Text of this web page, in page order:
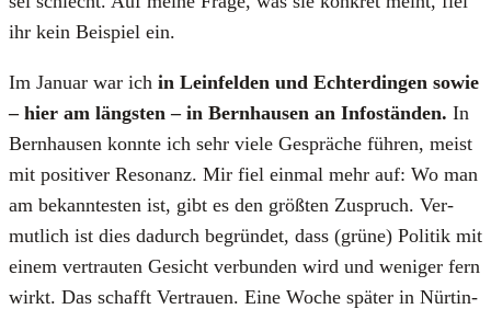
ihr kein Bei­spiel ein.
Im Janu­ar war ich in Lein­fel­den und Ech­ter­din­gen sowie
– hier am längs­ten – in Bern­hau­sen an Info­stän­den. In
Bern­hau­sen konn­te ich sehr vie­le Gesprä­che füh­ren, meist
mit posi­ti­ver Reso­nanz. Mir fiel ein­mal mehr auf: Wo man
am bekann­tes­ten ist, gibt es den größ­ten Zuspruch. Ver­
mut­lich ist dies dadurch begrün­det, dass (grü­ne) Poli­tik mit
einem ver­trau­ten Gesicht ver­bun­den wird und weni­ger fern
wirkt. Das schafft Ver­trau­en. Eine Woche spä­ter in Nür­tin­